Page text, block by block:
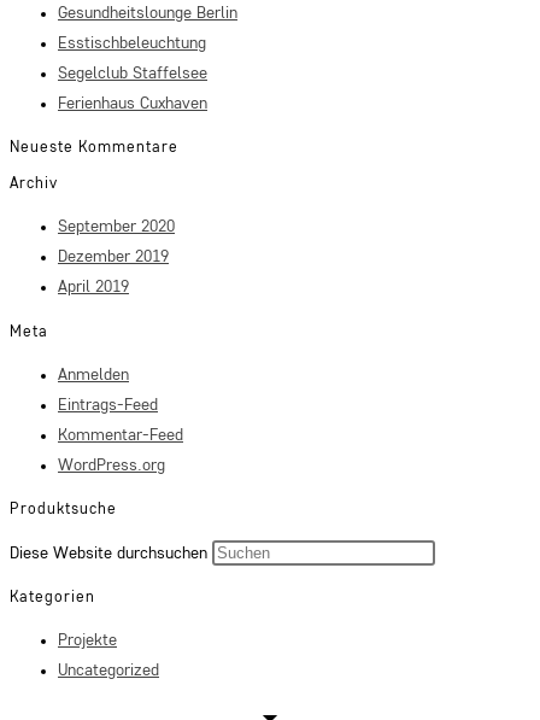
Gesundheitslounge Berlin
Esstischbeleuchtung
Segelclub Staffelsee
Ferienhaus Cuxhaven
Neueste Kommentare
Archiv
September 2020
Dezember 2019
April 2019
Meta
Anmelden
Eintrags-Feed
Kommentar-Feed
WordPress.org
Produktsuche
Diese Website durchsuchen
Kategorien
Projekte
Uncategorized